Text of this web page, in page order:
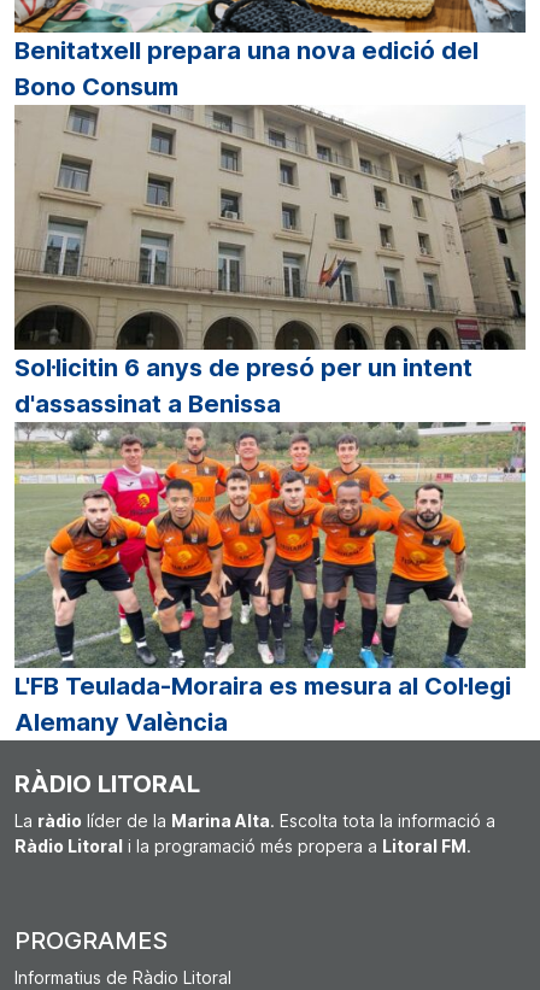
Benitatxell prepara una nova edició del
Bono Consum
Sol·licitin 6 anys de presó per un intent
d'assassinat a Benissa
L'FB Teulada-Moraira es mesura al Col·legi
Alemany València
RÀDIO LITORAL
La ràdio líder de la Marina Alta. Escolta tota la informació a
Ràdio Litoral i la programació més propera a Litoral FM.
PROGRAMES
Informatius de Ràdio Litoral